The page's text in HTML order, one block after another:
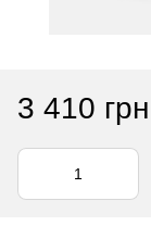
3 410 грн